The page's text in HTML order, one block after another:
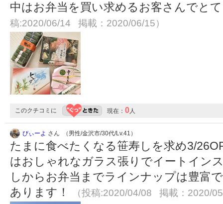
中はお弁当を買い求めるお客さんでと
稿:2020/06/14 掲載：2020/06/15）
このクチコミに 現在： 0人
ぴぃーよ さん （男性/金沢市/30代/Lv.41）
たまに食べたくなる笹寿しを求め3/
はおしゃれなガラス張りでイートイン
しからお弁当までラインナップは豊富
あります！
（投稿:2020/04/08 掲載：2020/